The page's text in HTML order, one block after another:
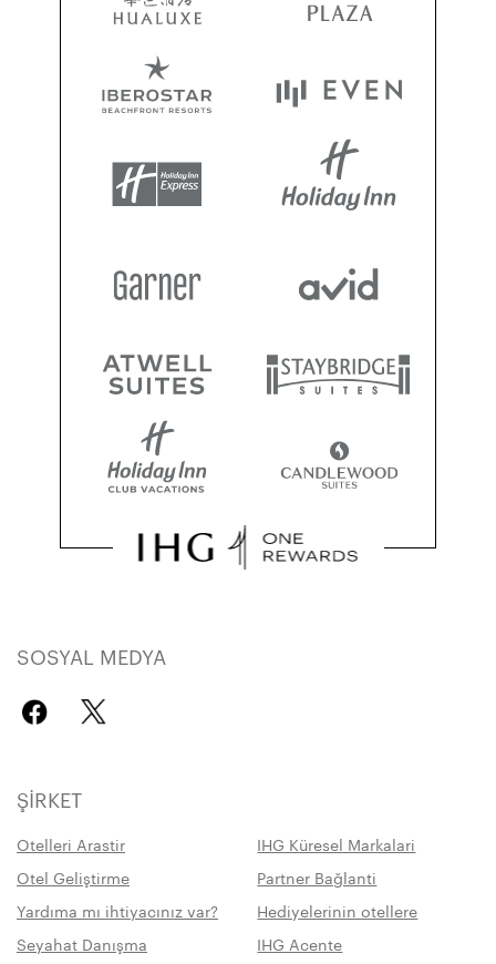
SOSYAL MEDYA
ŞIRKET
Otelleri Arastir
IHG Küresel Markalari
Otel Geliştirme
Partner Bağlanti
Yardıma mı ihtiyacınız var?
Hediyelerinin otellere
Seyahat Danışma
IHG Acente